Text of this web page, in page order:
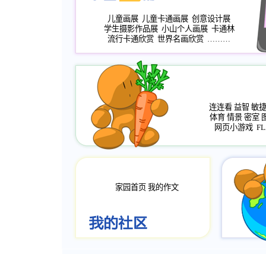
儿童画展 儿童卡通画展 创意设计展
学生摄影作品展 小山个人画展 卡通林
流行卡通欣赏 世界名画欣赏 ………
连连看 益智 敏捷
体育 情景 密室
网页小游戏
家园首页 我的作文